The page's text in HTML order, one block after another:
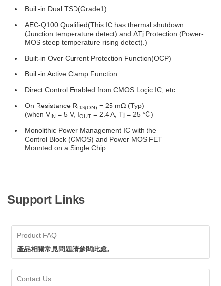
Built-in Dual TSD(Grade1)
AEC-Q100 Qualified(This IC has thermal shutdown
(Junction temperature detect) and ΔTj Protection (Power-
MOS steep temperature rising detect).)
Built-in Over Current Protection Function(OCP)
Built-in Active Clamp Function
Direct Control Enabled from CMOS Logic IC, etc.
On Resistance RDS(ON) = 25 mΩ (Typ)
(when VIN = 5 V, IOUT = 2.4 A, Tj = 25 ℃)
Monolithic Power Management IC with the
Control Block (CMOS) and Power MOS FET
Mounted on a Single Chip
Support Links
Product FAQ
產品相關常見問題請參閱此處。
Contact Us